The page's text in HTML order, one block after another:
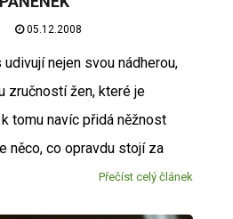
05.12.2008
nejen svou nádherou,
zručností žen, které je
tomu navíc přidá něžnost
něco, co opravdu stojí za
Přečíst celý článek